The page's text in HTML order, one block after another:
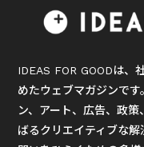
IDEAS FOR GOODは、
めたウェブマガジンで
ン、アート、広告、政
ばるクリエイティブな